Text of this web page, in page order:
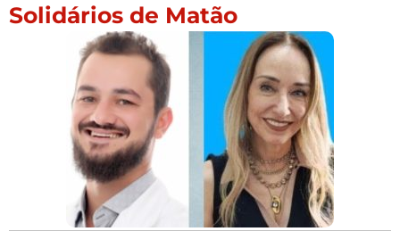
Solidários de Matão